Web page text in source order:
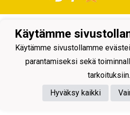
Käytämme
Käytämme sivustollamme
parantamiseksi sekä
tarkoituksiin.
Hyväksy kaikki